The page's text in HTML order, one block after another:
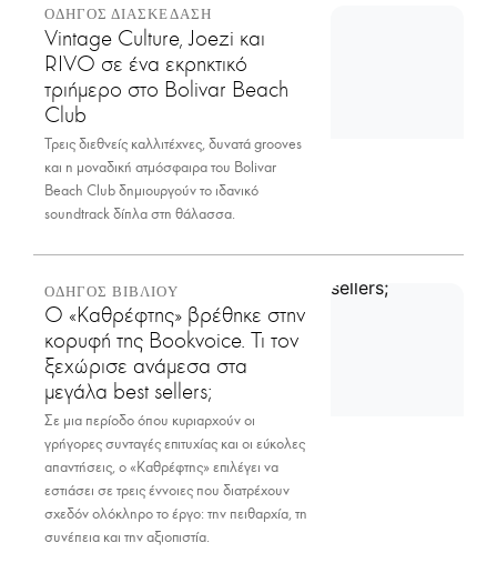
ΟΔΗΓΟΣ ΔΙΑΣΚΕΔΑΣΗ
Vintage Culture, Joezi και
RIVO σε ένα εκρηκτικό
τριήμερο στο Bolivar Beach
Club
Τρεις διεθνείς καλλιτέχνες, δυνατά grooves
και η μοναδική ατμόσφαιρα του Bolivar
Beach Club δημιουργούν το ιδανικό
soundtrack δίπλα στη θάλασσα.
ΟΔΗΓΟΣ ΒΙΒΛΙΟΥ
Ο «Καθρέφτης» βρέθηκε στην
κορυφή της Bookvoice. Τι τον
ξεχώρισε ανάμεσα στα
μεγάλα best sellers;
Σε μια περίοδο όπου κυριαρχούν οι
γρήγορες συνταγές επιτυχίας και οι εύκολες
απαντήσεις, ο «Καθρέφτης» επιλέγει να
εστιάσει σε τρεις έννοιες που διατρέχουν
σχεδόν ολόκληρο το έργο: την πειθαρχία, τη
συνέπεια και την αξιοπιστία.